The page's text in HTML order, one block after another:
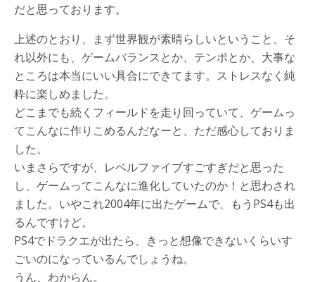
だと思っております。
上述のとおり、まず世界観が素晴らしいということ、そ
れ以外にも、ゲームバランスとか、テンポとか、大事な
ところは本当にいい具合にできてます。ストレスなく純
粋に楽しめました。
どこまでも続くフィールドを走り回っていて、ゲームっ
てこんなに作りこめるんだなーと、ただ感心しておりま
した。
いまさらですが、レベルファイブすごすぎだと思った
し、ゲームってこんなに進化していたのか！と思わされ
ました。いやこれ2004年に出たゲームで、もうPS4も出
るんですけど。
PS4でドラクエが出たら、きっと想像できないくらいす
ごいのになっているんでしょうね。
うん、わからん。